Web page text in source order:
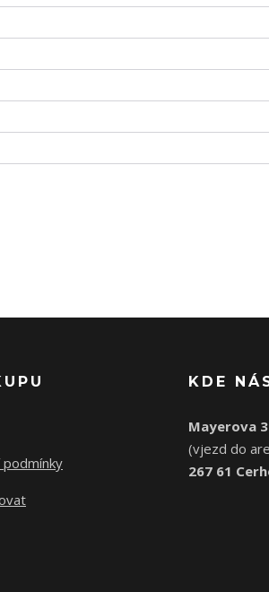
KDE
Mayerova
(vjezd do
267 61